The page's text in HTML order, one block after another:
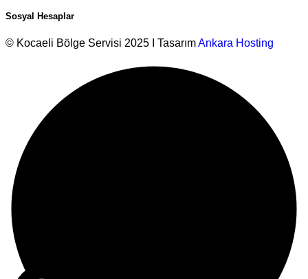
Sosyal Hesaplar
© Kocaeli Bölge Servisi 2025 I TasarımAnkara Hosting